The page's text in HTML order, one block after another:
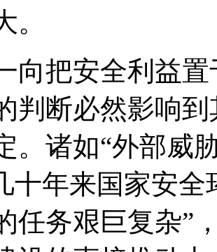
。
向把安全利益
判断必然影响
。诸如“外部威
十年来国家安
任务艰巨复杂”